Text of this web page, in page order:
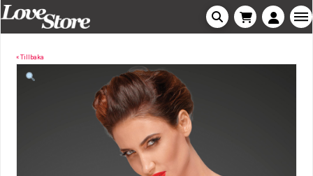
« Tillbaka